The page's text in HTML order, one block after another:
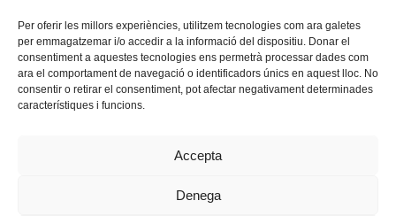
Per oferir les millors experiències, utilitzem tecnologies com ara galetes
per emmagatzemar i/o accedir a la informació del dispositiu. Donar el
consentiment a aquestes tecnologies ens permetrà processar dades com
ara el comportament de navegació o identificadors únics en aquest lloc. No
consentir o retirar el consentiment, pot afectar negativament determinades
característiques i funcions.
Accepta
Denega